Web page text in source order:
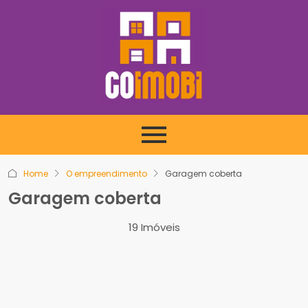
Home O empreendimento Garagem coberta
Garagem coberta
19 Imóveis